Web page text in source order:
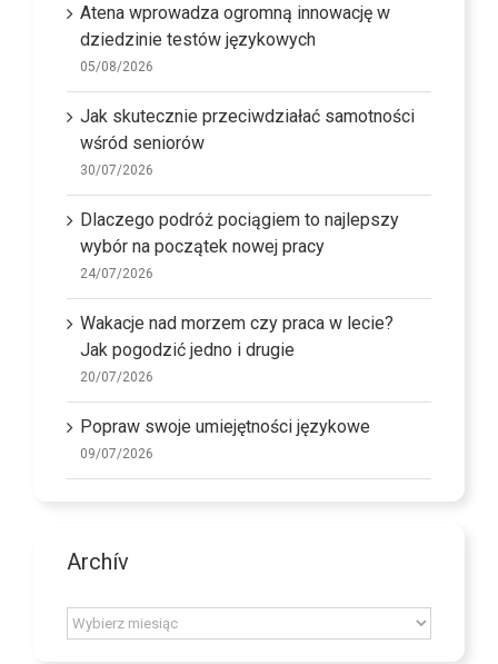
Atena wprowadza ogromną innowację w
dziedzinie testów językowych
05/08/2026
Jak skutecznie przeciwdziałać samotności
wśród seniorów
30/07/2026
Dlaczego podróż pociągiem to najlepszy
wybór na początek nowej pracy
24/07/2026
Wakacje nad morzem czy praca w lecie?
Jak pogodzić jedno i drugie
20/07/2026
Popraw swoje umiejętności językowe
09/07/2026
Archív
Archív